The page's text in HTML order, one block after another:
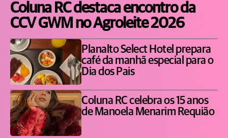
Coluna RC destaca encontro da
CCV GWM no Agroleite 2026
Planalto Select Hotel prepara
café da manhã especial para o
Dia dos Pais
Coluna RC celebra os 15 anos
de Manoela Menarim Requião